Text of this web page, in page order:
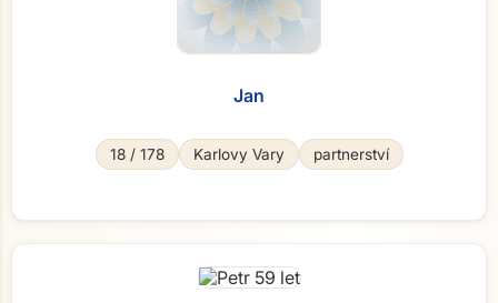
Jan
18 / 178 Karlovy Vary partnerství